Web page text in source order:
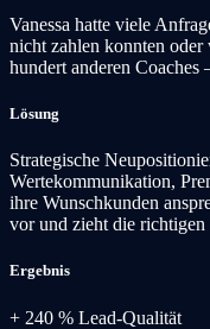
Vanessa hatte viele
nicht zahlen konnten
hundert anderen Coaches
Lösung
Strategische
Wertekommunikation,
ihre Wunschkunden
vor und zieht die richtigen
Ergebnis
+ 240 % Lead-Qualität